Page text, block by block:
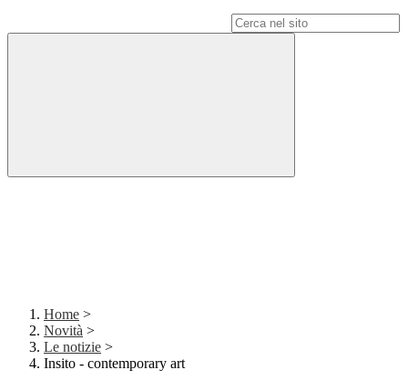
Home >
Novità >
Le notizie >
Insito - contemporary art